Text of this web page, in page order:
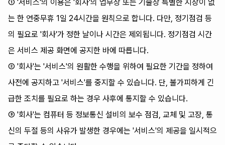
① '서비스'의 이용은 '회사'의 업무상 또는 기술상 특별한 지장이 없
는 한 연중무휴 1일 24시간을 원칙으로 합니다. 다만, 정기점검 등
의 필요로 '회사'가 정한 날이나 시간은 제외됩니다. 정기점검 시간
은 서비스 제공 화면에 공지한 바에 따릅니다.
② '회사'는 '서비스'의 원활한 수행을 위하여 필요한 기간을 정하여
사전에 공지하고 '서비스'를 중지할 수 있습니다. 단, 불가피하게 긴
급한 조치를 필요로 하는 경우 사후에 통지할 수 있습니다.
③ '회사'는 컴퓨터 등 정보통신 설비의 보수 점검, 교체 및 고장, 통
신의 두절 등의 사유가 발생한 경우에는 '서비스'의 제공을 일시적으